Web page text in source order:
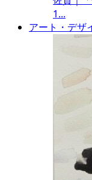
1...
アート・デザ